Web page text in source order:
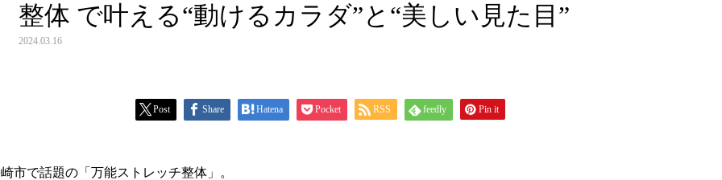
整体 で叶える“動けるカラダ”と“美しい見た目”
2024.03.16
Post Share Hatena Pocket RSS feedly Pin it
市で話題の「万能ストレッチ整体」。